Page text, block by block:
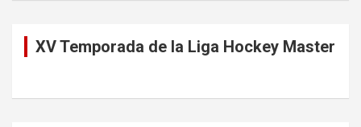
XV Temporada de la Liga Hockey Master